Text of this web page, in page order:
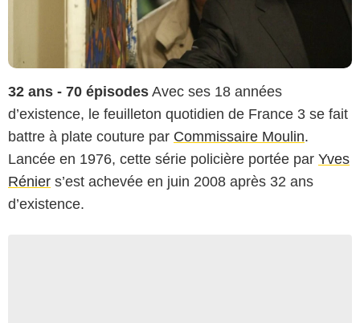
32 ans - 70 épisodes Avec ses 18 années
d’existence, le feuilleton quotidien de France 3 se fait
battre à plate couture par Commissaire Moulin.
Lancée en 1976, cette série policière portée par Yves
Rénier s’est achevée en juin 2008 après 32 ans
d’existence.